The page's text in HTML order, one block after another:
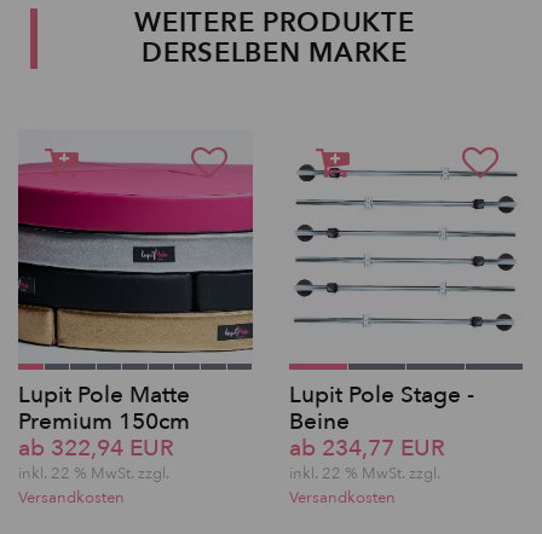
WEITERE PRODUKTE
DERSELBEN MARKE
Lupit Pole Matte
Premium 150cm
ab 322,94 EUR
inkl. 22 % MwSt. zzgl.
Versandkosten
Lupit Pole Stage -
Beine
ab 234,77 EUR
inkl. 22 % MwSt. zzgl.
Versandkosten